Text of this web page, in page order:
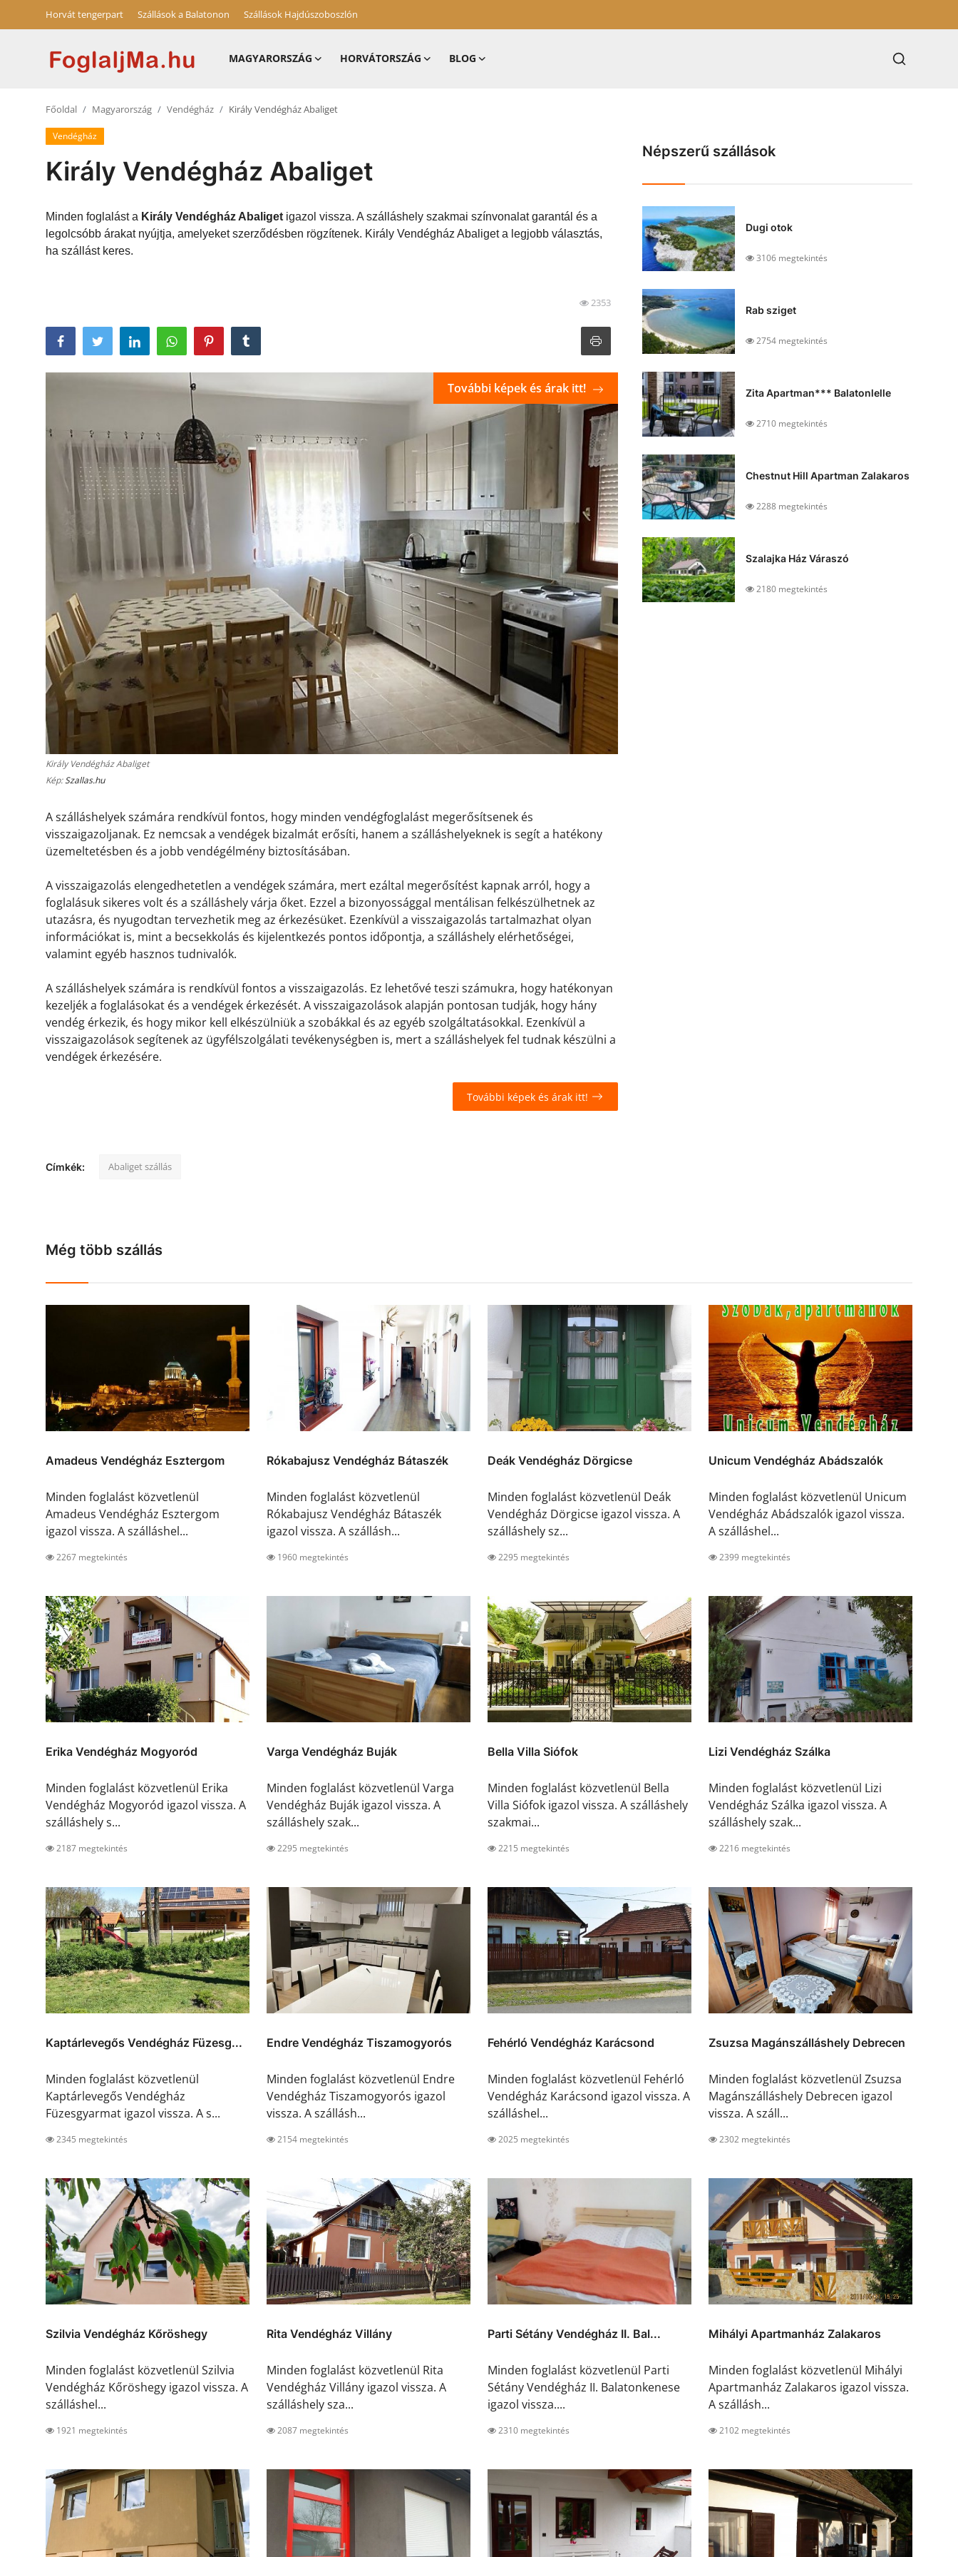
Horvát tengerpart Szállások a Balatonon Szállások Hajdúszoboszlón
MAGYARORSZÁG HORVÁTORSZÁG BLOG
Szállások a Balatonon
Szállások Hajdúszoboszlón
Főoldal Magyarország Vendégház Király Vendégház Abaliget
Vendégház
Király Vendégház Abaliget
Minden foglalást a Király Vendégház Abaliget igazol vissza. A szálláshely szakmai színvonalat garantál és a
legolcsóbb árakat nyújtja, amelyeket szerződésben rögzítenek. Király Vendégház Abaliget a legjobb választás,
ha szállást keres.
2353
Király Vendégház Abaliget
Kép:Szallas.hu
További képek és árak itt!
A szálláshelyek számára rendkívül fontos, hogy minden vendégfoglalást megerősítsenek és
visszaigazoljanak. Ez nemcsak a vendégek bizalmát erősíti, hanem a szálláshelyeknek is segít a hatékony
üzemeltetésben és a jobb vendégélmény biztosításában.
A visszaigazolás elengedhetetlen a vendégek számára, mert ezáltal megerősítést kapnak arról, hogy a
foglalásuk sikeres volt és a szálláshely várja őket. Ezzel a bizonyossággal mentálisan felkészülhetnek az
utazásra, és nyugodtan tervezhetik meg az érkezésüket. Ezenkívül a visszaigazolás tartalmazhat olyan
információkat is, mint a becsekkolás és kijelentkezés pontos időpontja, a szálláshely elérhetőségei,
valamint egyéb hasznos tudnivalók.
A szálláshelyek számára is rendkívül fontos a visszaigazolás. Ez lehetővé teszi számukra, hogy hatékonyan
kezeljék a foglalásokat és a vendégek érkezését. A visszaigazolások alapján pontosan tudják, hogy hány
vendég érkezik, és hogy mikor kell elkészülniük a szobákkal és az egyéb szolgáltatásokkal. Ezenkívül a
visszaigazolások segítenek az ügyfélszolgálati tevékenységben is, mert a szálláshelyek fel tudnak készülni a
vendégek érkezésére.
További képek és árak itt!
Címkék: Abaliget szállás
Népszerű szállások
Dugi otok
3106 megtekintés
Rab sziget
2754 megtekintés
Zita Apartman*** Balatonlelle
2710 megtekintés
Chestnut Hill Apartman Zalakaros
2288 megtekintés
Szalajka Ház Váraszó
2180 megtekintés
Még több szállás
Amadeus Vendégház Esztergom
Minden foglalást közvetlenül
Amadeus Vendégház Esztergom
igazol vissza. A szálláshel...
2267 megtekintés
Rókabajusz Vendégház Bátaszék
Minden foglalást közvetlenül
Rókabajusz Vendégház Bátaszék
igazol vissza. A szállásh...
1960 megtekintés
Deák Vendégház Dörgicse
Minden foglalást közvetlenül Deák
Vendégház Dörgicse igazol vissza. A
szálláshely sz...
2295 megtekintés
Unicum Vendégház Abádszalók
Minden foglalást közvetlenül Unicum
Vendégház Abádszalók igazol vissza.
A szálláshel...
2399 megtekintés
Erika Vendégház Mogyoród
Minden foglalást közvetlenül Erika
Vendégház Mogyoród igazol vissza. A
szálláshely s...
2187 megtekintés
Varga Vendégház Buják
Minden foglalást közvetlenül Varga
Vendégház Buják igazol vissza. A
szálláshely szak...
2295 megtekintés
Bella Villa Siófok
Minden foglalást közvetlenül Bella
Villa Siófok igazol vissza. A szálláshely
szakmai...
2215 megtekintés
Lizi Vendégház Szálka
Minden foglalást közvetlenül Lizi
Vendégház Szálka igazol vissza. A
szálláshely szak...
2216 megtekintés
Kaptárlevegős Vendégház Füzesg...
Minden foglalást közvetlenül
Kaptárlevegős Vendégház
Füzesgyarmat igazol vissza. A s...
2345 megtekintés
Endre Vendégház Tiszamogyorós
Minden foglalást közvetlenül Endre
Vendégház Tiszamogyorós igazol
vissza. A szállásh...
2154 megtekintés
Fehérló Vendégház Karácsond
Minden foglalást közvetlenül Fehérló
Vendégház Karácsond igazol vissza. A
szálláshel...
2025 megtekintés
Zsuzsa Magánszálláshely Debrecen
Minden foglalást közvetlenül Zsuzsa
Magánszálláshely Debrecen igazol
vissza. A száll...
2302 megtekintés
Szilvia Vendégház Kőröshegy
Minden foglalást közvetlenül Szilvia
Vendégház Kőröshegy igazol vissza. A
szálláshel...
1921 megtekintés
Rita Vendégház Villány
Minden foglalást közvetlenül Rita
Vendégház Villány igazol vissza. A
szálláshely sza...
2087 megtekintés
Parti Sétány Vendégház II. Bal...
Minden foglalást közvetlenül Parti
Sétány Vendégház II. Balatonkenese
igazol vissza....
2310 megtekintés
Mihályi Apartmanház Zalakaros
Minden foglalást közvetlenül Mihályi
Apartmanház Zalakaros igazol vissza.
A szállásh...
2102 megtekintés